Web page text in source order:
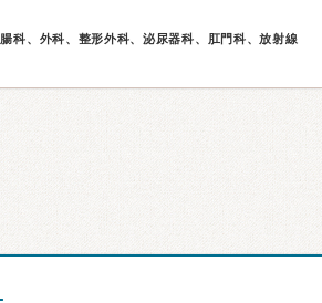
科、外科、整形外科、泌尿器科、肛門科、放射線